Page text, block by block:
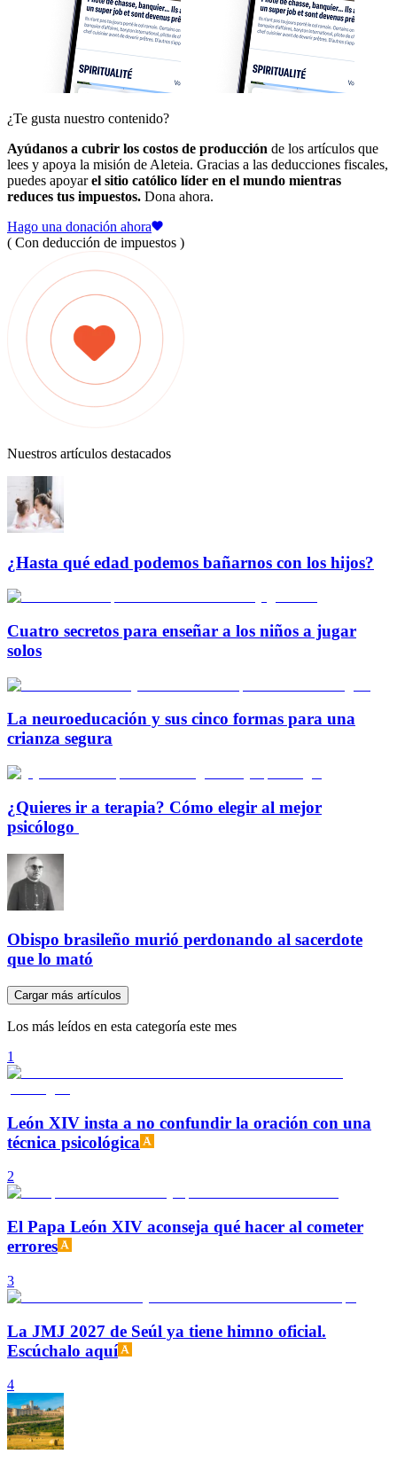
¿Te gusta nuestro contenido?
Ayúdanos a cubrir los costos de producción de los artículos que
lees y apoya la misión de Aleteia. Gracias a las deducciones fiscales,
puedes apoyarel sitio católico líder en el mundo mientras
reduces tus impuestos. Dona ahora.
Hago una donación ahora
( Con deducción de impuestos )
Nuestros artículos destacados
¿Hasta qué edad podemos bañarnos con los hijos?
Cuatro secretos para enseñar a los niños a jugar
solos
La neuroeducación y sus cinco formas para una
crianza segura
¿Quieres ir a terapia? Cómo elegir al mejor
psicólogo
Obispo brasileño murió perdonando al sacerdote
que lo mató
Cargar más artículos
Los más leídos en esta categoría este mes
1
León XIV insta a no confundir la oración con una
técnica psicológica
2
El Papa León XIV aconseja qué hacer al cometer
errores
3
La JMJ 2027 de Seúl ya tiene himno oficial.
Escúchalo aquí
4